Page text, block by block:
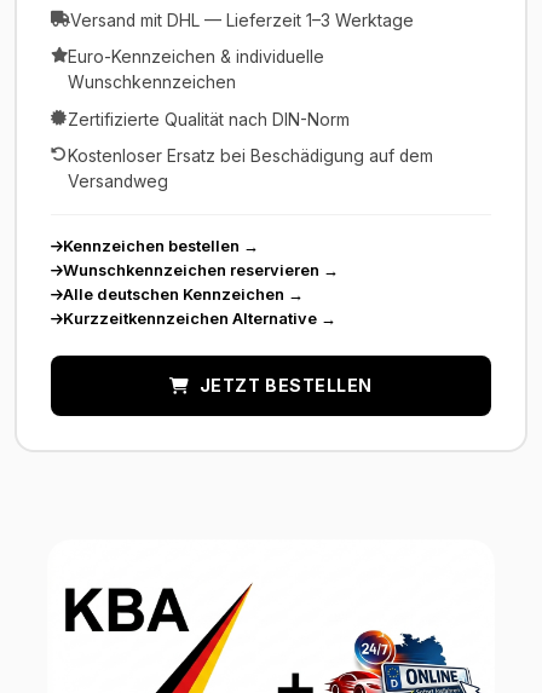
Versand mit DHL — Lieferzeit 1–3 Werktage
Euro-Kennzeichen & individuelle
Wunschkennzeichen
Zertifizierte Qualität nach DIN-Norm
Kostenloser Ersatz bei Beschädigung auf dem
Versandweg
Kennzeichen bestellen →
Wunschkennzeichen reservieren →
Alle deutschen Kennzeichen →
Kurzzeitkennzeichen Alternative →
JETZT BESTELLEN